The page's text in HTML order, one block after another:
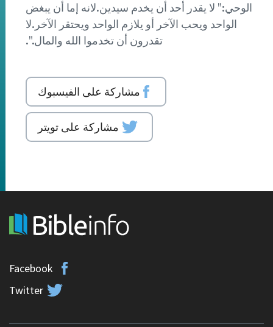
الوحي:" لا يقدر أحد أن يخدم سيدين.لانه إما أن يبغض
الواحد ويحب الآخر أو يلازم الواحد ويحتقر الآخر.لا
تقدرون أن تخدموا الله والمال.".
مشاركة على الفيسبوك
مشاركة على تويتر
Facebook
Twitter